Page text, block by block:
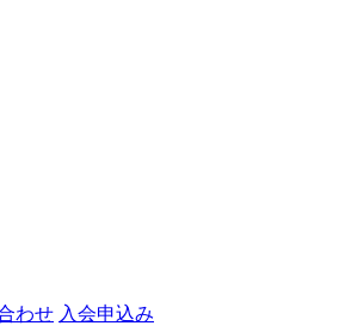
わせ 入会申込み